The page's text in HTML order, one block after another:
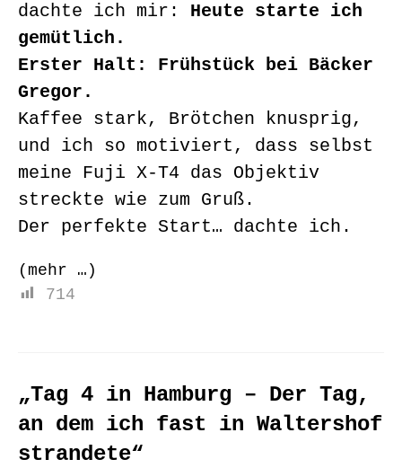
dachte ich mir: Heute starte ich
gemütlich.
Erster Halt: Frühstück bei Bäcker
Gregor.
Kaffee stark, Brötchen knusprig,
und ich so motiviert, dass selbst
meine Fuji X-T4 das Objektiv
streckte wie zum Gruß.
Der perfekte Start… dachte ich.
(mehr …)
714
„Tag 4 in Hamburg – Der Tag,
an dem ich fast in Waltershof
strandete“